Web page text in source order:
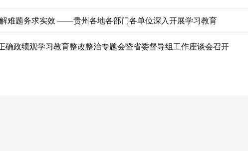
难题务求实效 ——贵州各地各部门各单位深入开展学习教育
确政绩观学习教育整改整治专题会暨省委督导组工作座谈会召开